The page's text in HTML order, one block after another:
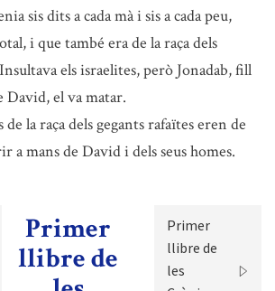
sis dits a cada mà i sis a cada peu,
i que també era de la raça dels
Insultava els israelites, però Jonadab, fill
David, el va matar.
de la raça dels gegants rafaïtes eren de
a mans de David i dels seus homes.
Primer
llibre de
Primer
llibre de
les